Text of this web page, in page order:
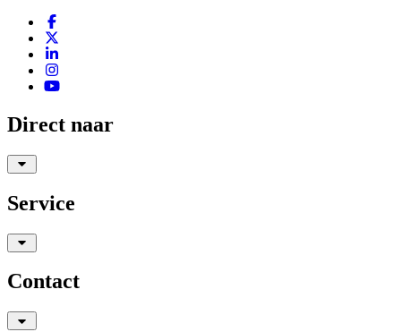
Direct naar
Service
Contact